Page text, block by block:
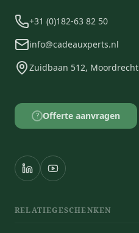
+31 (0)182-63 82 50
info@cadeauxperts.nl
Zuidbaan 512, Moordrecht
? Offerte aanvragen
RELATIEGESCHENKEN